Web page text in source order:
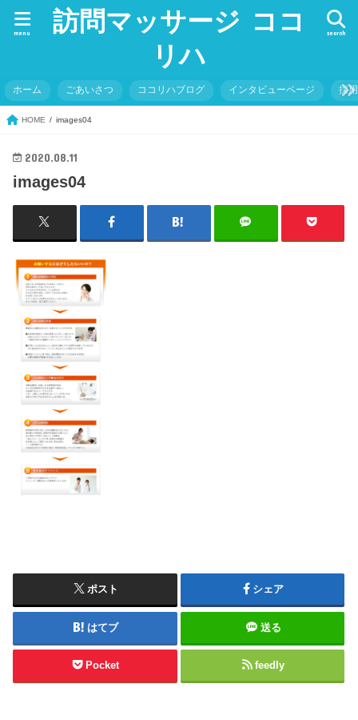
訪問マッサージ ココ
リハ
search
menu
ホーム ごあいさつ ココリハブログ インタビューページ 採
HOME images04
2020.08.11
images04
ポスト シェア
はてブ 送る
Pocket feedly